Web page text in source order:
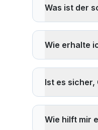
Was ist der
bieten aber
Wie erhalte
und 6) Unser
Ist es sicher,
senden Sie
Wie hilft mir